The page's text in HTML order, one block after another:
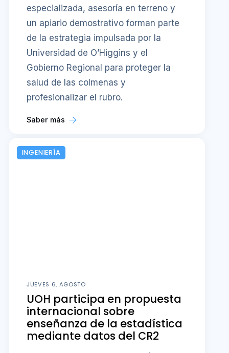
especializada, asesoría en terreno y
un apiario demostrativo forman parte
de la estrategia impulsada por la
Universidad de O’Higgins y el
Gobierno Regional para proteger la
salud de las colmenas y
profesionalizar el rubro.
Saber más
INGENIERÍA
JUEVES 6, AGOSTO
UOH participa en propuesta
internacional sobre
enseñanza de la estadística
mediante datos del CR2